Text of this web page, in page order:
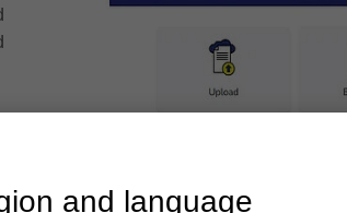
and language